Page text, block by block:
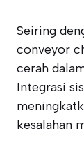
Seiring
conveyor
cerah
Integrasi
kesalahan